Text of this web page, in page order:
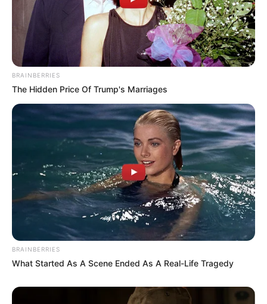
BRAINBERRIES
The Hidden Price Of Trump's Marriages
BRAINBERRIES
What Started As A Scene Ended As A Real-Life Tragedy